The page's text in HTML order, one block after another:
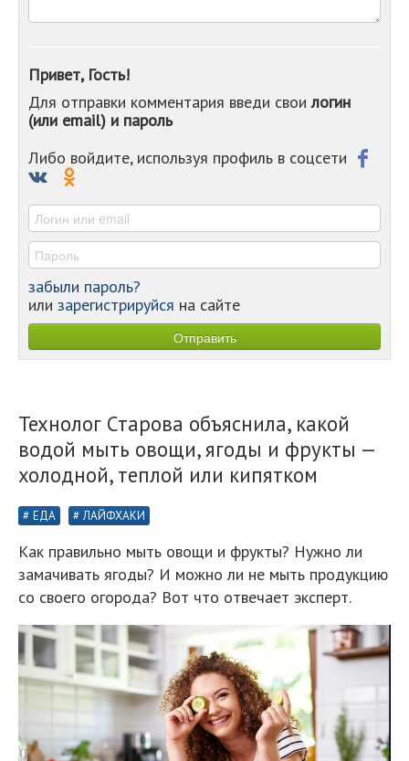
-
-
-
Привет, Гость!
Для отправки комментария введи своилогин
(или email) и пароль
Либо войдите, используя профиль в соцсети
забыли пароль?
или зарегистрируйся на сайте
Технолог Старова объяснила, какой
водой мыть овощи, ягоды и фрукты —
холодной, теплой или кипятком
ЕДА ЛАЙФХАКИ
Как правильно мыть овощи и фрукты? Нужно ли
замачивать ягоды? И можно ли не мыть продукцию
со своего огорода? Вот что отвечает эксперт.